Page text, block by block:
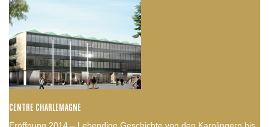
CENTRE CHARLEMAGNE
Eröffnung 2014 – Lebendige Geschichte von den Karolingern bis